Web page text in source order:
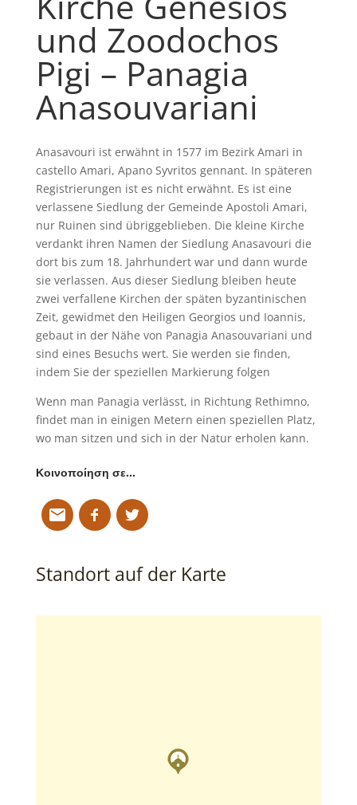
und Zoodochos
Pigi – Panagia
Anasouvariani
Anasavouri ist erwähnt in 1577 im Bezirk Amari in
castello Amari, Apano Syvritos gennant. In späteren
Registrierungen ist es nicht erwähnt. Es ist eine
verlassene Siedlung der Gemeinde Apostoli Amari,
nur Ruinen sind übriggeblieben. Die kleine Kirche
verdankt ihren Namen der Siedlung Anasavouri die
dort bis zum 18. Jahrhundert war und dann wurde
sie verlassen. Aus dieser Siedlung bleiben heute
zwei verfallene Kirchen der späten byzantinischen
Zeit, gewidmet den Heiligen Georgios und Ioannis,
gebaut in der Nähe von Panagia Anasouvariani und
sind eines Besuchs wert. Sie werden sie finden,
indem Sie der speziellen Markierung folgen
Wenn man Panagia verlässt, in Richtung Rethimno,
findet man in einigen Metern einen speziellen Platz,
wo man sitzen und sich in der Natur erholen kann.
Κοινοποίηση σε…
Standort auf der Karte